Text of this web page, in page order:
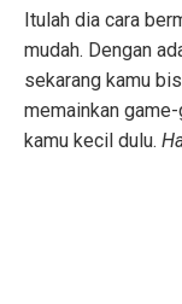
Itulah dia cara
mudah. Dengan
sekarang kamu
memainkan
kamu kecil dulu.